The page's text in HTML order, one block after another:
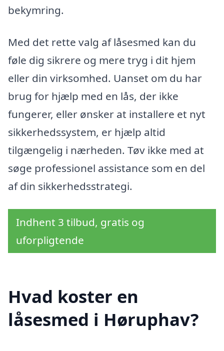
bekymring.
Med det rette valg af låsesmed kan du
føle dig sikrere og mere tryg i dit hjem
eller din virksomhed. Uanset om du har
brug for hjælp med en lås, der ikke
fungerer, eller ønsker at installere et nyt
sikkerhedssystem, er hjælp altid
tilgængelig i nærheden. Tøv ikke med at
søge professionel assistance som en del
af din sikkerhedsstrategi.
Indhent 3 tilbud, gratis og
uforpligtende
Hvad koster en
låsesmed i Høruphav?